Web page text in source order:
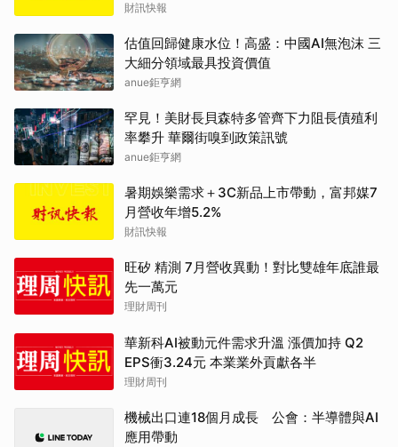
財訊快報
估值回歸健康水位！高盛：中國AI無泡沫 三
大細分領域最具投資價值
anue鉅亨網
罕見！美財長貝森特多管齊下力阻長債殖利
率攀升 華爾街嗅到政策訊號
anue鉅亨網
暑期娛樂需求＋3C新品上市帶動，富邦媒7
月營收年增5.2%
財訊快報
旺矽 精測 7月營收異動！對比雙雄年底誰最
先一萬元
理財周刊
華新科AI被動元件需求升溫 漲價加持 Q2
EPS衝3.24元 本業業外貢獻各半
理財周刊
機械出口連18個月成長 公會：半導體與AI
應用帶動